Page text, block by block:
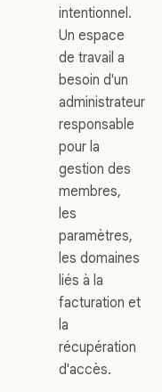
intentionnel.
Un espace
de travail a
besoin d'un
administrateur
responsable
pour la
gestion des
membres,
les
paramètres,
les domaines
liés à la
facturation et
la
récupération
d'accès.